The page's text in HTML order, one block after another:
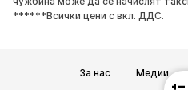
Сандали
ЕКСКЛУЗИВНО
******Всички цени с вкл. ДДС.
За нас Медии